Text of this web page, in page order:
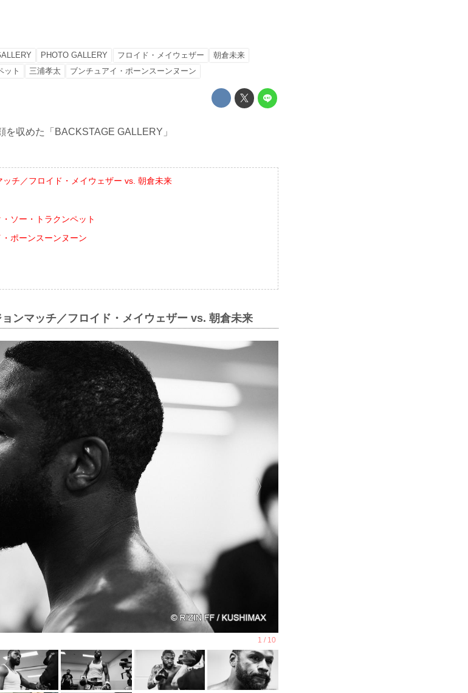
PHOTO GALLERY フロイド・メイウェザー
朝倉未来
ット 三浦孝太 ブンチュアイ・ポーンスーンヌーン
収めた「BACKSTAGE GALLERY」
チ／フロイド・メイウェザー vs. 朝倉未来
ソー・トラクンペット
ポーンスーンヌーン
ンマッチ／フロイド・メイウェザー vs. 朝倉未来